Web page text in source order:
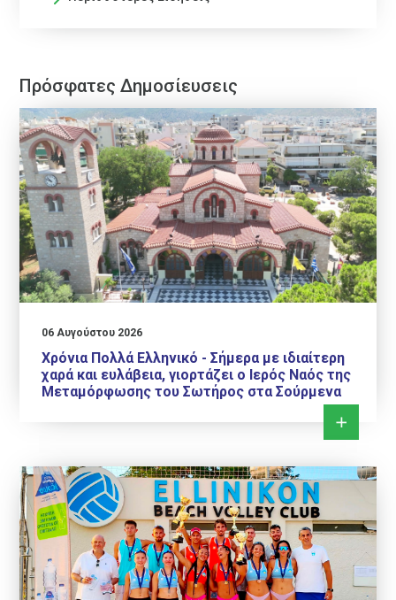
Πρόσφατες Δημοσίευσεις
06 Αυγούστου 2026
Χρόνια Πολλά Ελληνικό - Σήμερα με ιδιαίτερη
χαρά και ευλάβεια, γιορτάζει ο Ιερός Ναός της
Μεταμόρφωσης του Σωτήρος στα Σούρμενα